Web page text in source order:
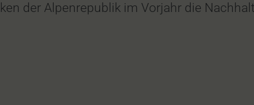
der Alpenrepublik im Vorjahr die